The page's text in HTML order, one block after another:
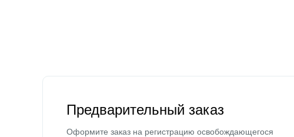
Предварительный заказ
Оформите заказ на регистрацию освобождающегося